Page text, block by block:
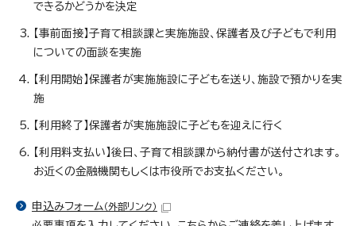
できるかどうかを決定
【事前面接】子育て相談課と実施施設、保護者及び子どもで利用
についての面談を実施
【利用開始】保護者が実施施設に子どもを送り、施設で預かりを実
施
【利用終了】保護者が実施施設に子どもを迎えに行く
【利用料支払い】後日、子育て相談課から納付書が送付されます。
お近くの金融機関もしくは市役所でお支払ください。
申込みフォーム（外部リンク）